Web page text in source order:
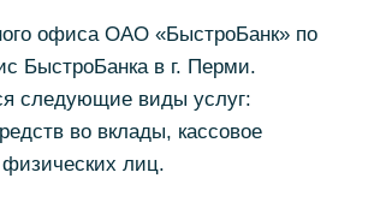
офиса ОАО «БыстроБанк» по
БыстроБанка в г. Перми.
следующие виды услуг:
во вклады, кассовое
лиц.